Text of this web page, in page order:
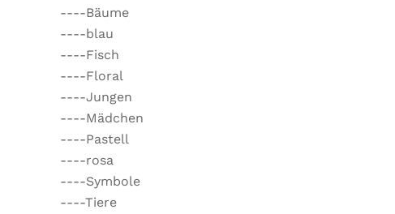
----Bäume
----blau
----Fisch
----Floral
----Jungen
----Mädchen
----Pastell
----rosa
----Symbole
----Tiere